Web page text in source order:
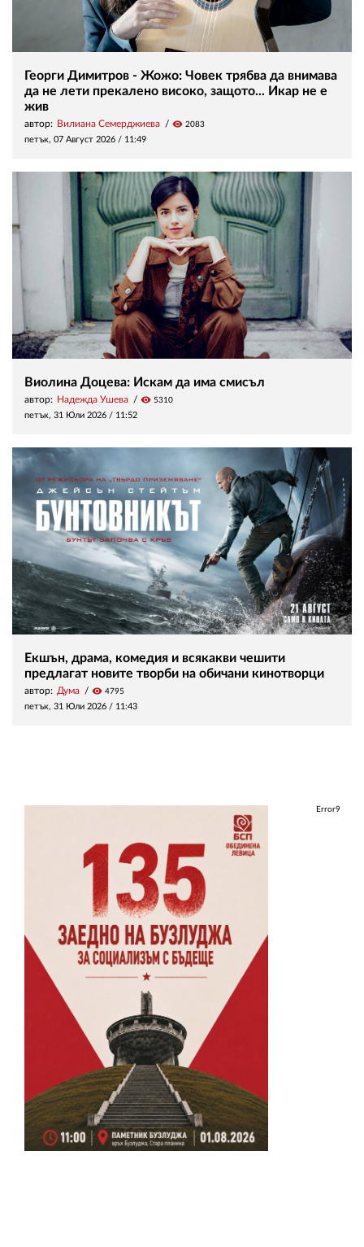
Георги Димитров - Жожо: Човек трябва да внимава
да не лети прекалено високо, защото... Икар не е
жив
автор: Вилиана Семерджиева visibility 2083
петък, 07 Август 2026 / 11:49
Виолина Доцева: Искам да има смисъл
автор: Надежда Ушева visibility 5310
петък, 31 Юли 2026 / 11:52
Екшън, драма, комедия и всякакви чешити
предлагат новите творби на обичани кинотворци
автор: Дума visibility 4795
петък, 31 Юли 2026 / 11:43
Error9